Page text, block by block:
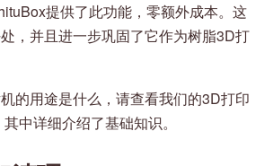
提供了此功能，零额外成本。这
，并且进一步巩固了它作为树脂3D打
的用途是什么，请查看我们的3D打印
中详细介绍了基础知识。